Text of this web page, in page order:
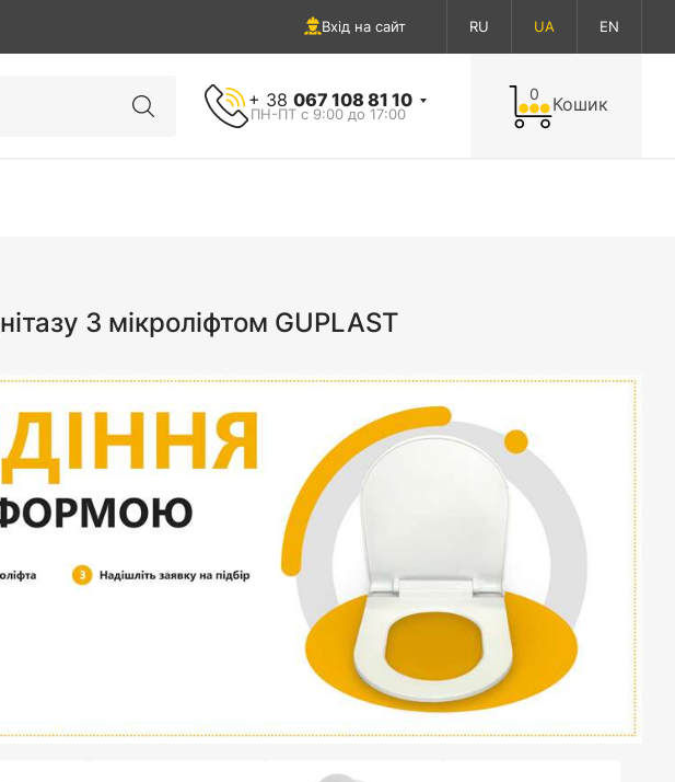
Вхід на сайт RU UA EN
+ 38 067 108 81 10
ПН-ПТ с 9:00 до 17:00
0 Кошик
З мікроліфтом GUPLAST